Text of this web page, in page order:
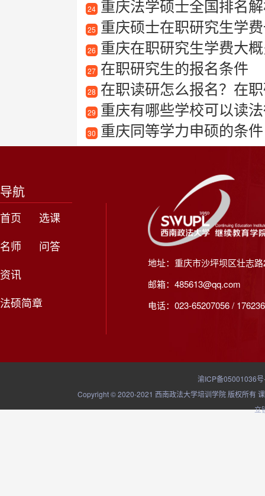
24 重庆法学硕士全国排名
25 重庆硕士在职研究生学费一
26 重庆在职研究生学费大
27 在职研究生的报名条件
28 在职读研怎么报名？在
29 重庆有哪些学校可以读
30 重庆同等学力申硕的条件
导航
首页
选课
名师
问答
资讯
法硕简章
地址：重庆市沙坪坝区壮志
邮箱：485613@qq.com
电话：023-65207056 /
渝ICP备05001036
Copyright © 2020-2021 西南政法大学培训学院 版权所有
立